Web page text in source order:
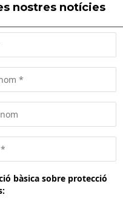
nostres notícies
bàsica sobre protecció